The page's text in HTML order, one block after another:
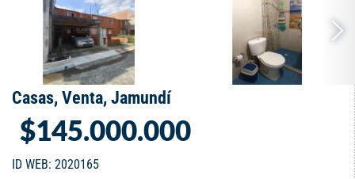
Casas, Venta, Jamundí
$145.000.000
ID WEB: 2020165